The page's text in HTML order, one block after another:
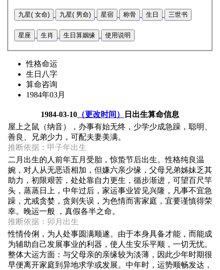
九星( 女命) 九星( 男命) 星宿 称骨 生日 三世书
星座 生肖 生日算姻缘 使用说明
性格命运
生日八字
算命咨询
1984年03月
1984-03-10 （更改时间）
日出生算命信息
屋上之鼠（纳音），办事有始无终，少学少成急躁，聪明、
善良、兄弟少力，可配夫妻美满。
推断依据：甲子年出生
二月出生的人前年五月受胎，惊蛰节后出生。性格纯良温
婉，对人从无恶语相加，但嫌六亲少缘，父母兄弟姊妹乏其
助力，初限艰苦，处处靠自力更生，循步渐进，可望百尺竿
头，蒸蒸日上，中年过后，家运事业皆见兴隆，凡事不宜急
躁，尤戒贪婪，贪则失误，为色情而害家庭，宜要谨慎得荣
幸。晚运一般 ，真假各半之命。
推断依据：卯月出生
性情伶俐，为人处事圆满顺遂。由于本身具备才能，而能成
为辅助自己发展事业的利器，使人生安乐平顺，一切无忧。
整体大运方面：与父母亲的亲缘较为淡薄，因此少年时期很
早便离开家庭到异地求学或发展。中年时，运势顺畅发达，